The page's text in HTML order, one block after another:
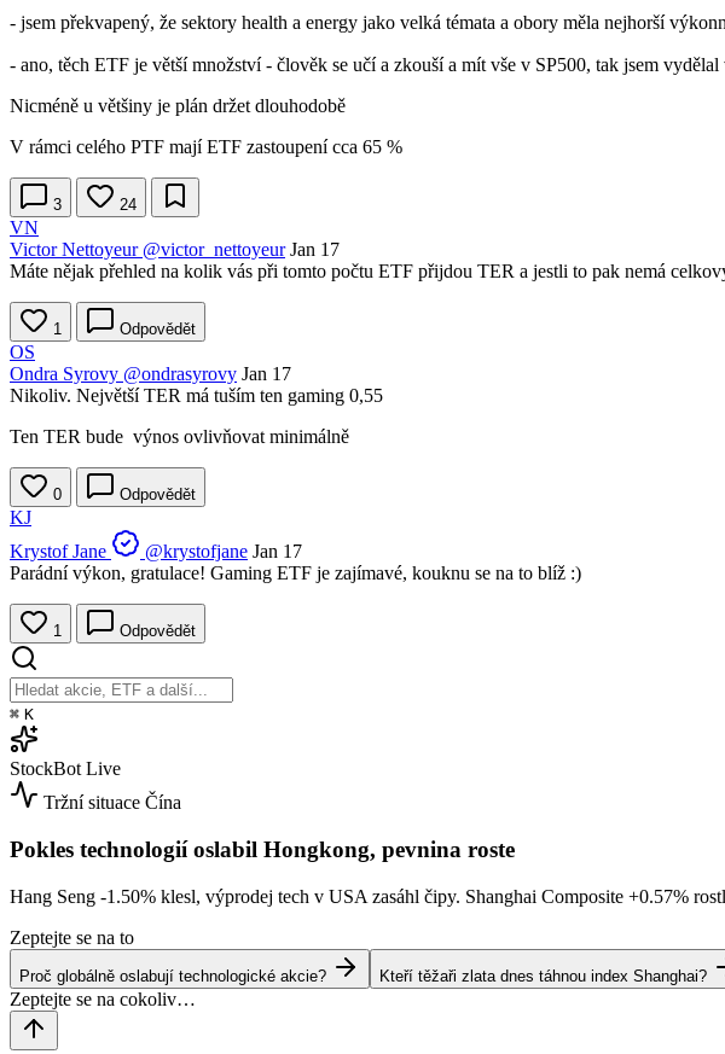
- jsem překvapený, že sektory health a energy jako velká témata a obory měla nejhorší
- ano, těch ETF je větší množství - člověk se učí a zkouší a mít vše v SP500, tak jsem
Nicméně u většiny je plán držet dlouhodobě
V rámci celého PTF mají ETF zastoupení cca 65 %
3 24
VN
Victor Nettoyeur @victor_nettoyeur Jan 17
Máte nějak přehled na kolik vás při tomto počtu ETF přijdou TER a jestli to pak nemá
1 Odpovědět
OS
Ondra Syrovy @ondrasyrovy Jan 17
Nikoliv. Největší TER má tuším ten gaming 0,55
Ten TER bude výnos ovlivňovat minimálně
0 Odpovědět
KJ
Krystof Jane
@krystofjane Jan 17
Parádní výkon, gratulace! Gaming ETF je zajímavé, kouknu se na to blíž :)
1 Odpovědět
⌘ K
StockBot Live
Tržní situace Čína
Pokles technologií oslabil Hongkong, pevnina roste
Hang Seng -1.50% klesl, výprodej tech v USA zasáhl čipy. Shanghai Composite +0.57%
Zeptejte se na to
Proč globálně oslabují technologické akcie? Kteří těžaři zlata dnes táhnou index Shanghai?